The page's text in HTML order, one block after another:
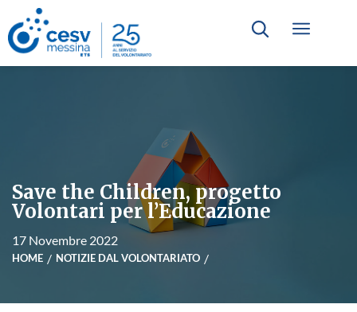
Save the Children, progetto
Volontari per l’Educazione
17 Novembre 2022
HOME NOTIZIE DAL VOLONTARIATO